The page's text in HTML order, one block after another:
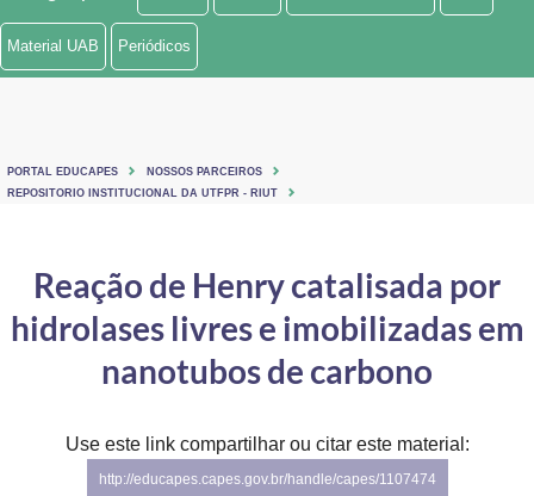
Ministério de Minas e Energia
Ministério do Turismo
Controladoria-Geral da União
Secretaria de Governo
Material UAB Periódicos
PORTAL EDUCAPES
NOSSOS PARCEIROS
REPOSITORIO INSTITUCIONAL DA UTFPR - RIUT
Reação de Henry catalisada por
hidrolases livres e imobilizadas em
nanotubos de carbono
Use este link compartilhar ou citar este material:
http://educapes.capes.gov.br/handle/capes/1107474